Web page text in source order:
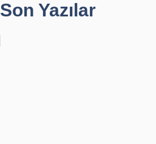
Son Yazılar